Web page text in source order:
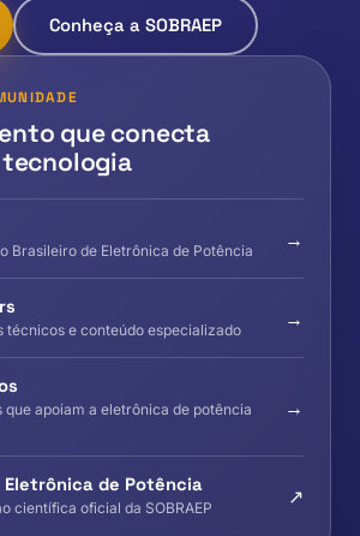
Conheça a SOBRAEP
que conecta
tecnologia
Brasileiro de Eletrônica de Potência →
técnicos e conteúdo especializado →
que apoiam a eletrônica de potência
→
Eletrônica de Potência
científica oficial da SOBRAEP ↗